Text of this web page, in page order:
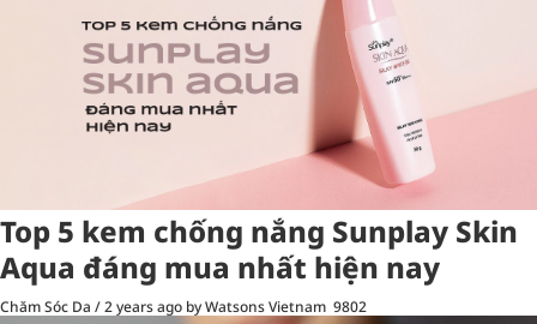
Top 5 kem chống nắng Sunplay Skin
Aqua đáng mua nhất hiện nay
Chăm Sóc Da /2 years ago by Watsons Vietnam 9802